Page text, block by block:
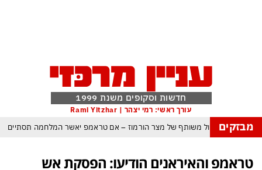
חדשות וסקופים משנת 1999
עורך ראשי: רמי יצהר | Rami Yitzhar
מבזקים
עומאן לגבי תפעול משותף של מצר הורמוז – אם טראמפ יאשר המלחמה תסתיים
להגנה – טראמפ נשאר רק עם ציוצי האיום המגוחכים שלא מזיזים לטהרן
טראמפ והאיראנים הודיעו: הפסקת אש